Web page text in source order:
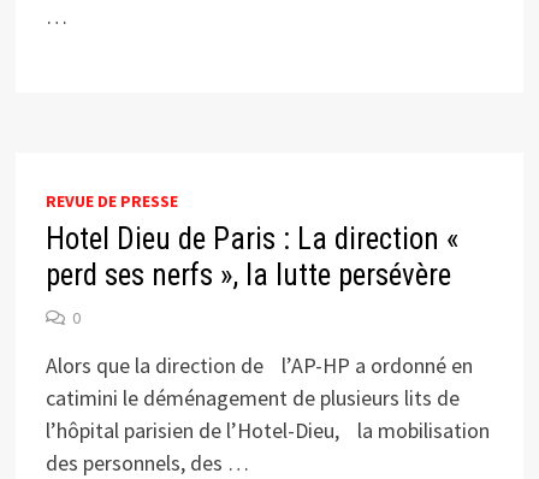
…
REVUE DE PRESSE
Hotel Dieu de Paris : La direction «
perd ses nerfs », la lutte persévère
0
Alors que la direction de l’AP-HP a ordonné en
catimini le déménagement de plusieurs lits de
l’hôpital parisien de l’Hotel-Dieu, la mobilisation
des personnels, des …